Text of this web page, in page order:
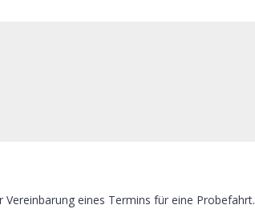
eines Termins für eine Probefahrt.